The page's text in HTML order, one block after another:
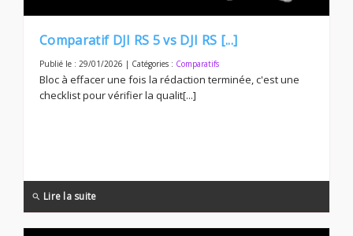
Comparatif DJI RS 5 vs DJI RS [...]
Publié le : 29/01/2026 | Catégories : Comparatifs
Bloc à effacer une fois la rédaction terminée, c'est une
checklist pour vérifier la qualit[...]
search Lire la suite